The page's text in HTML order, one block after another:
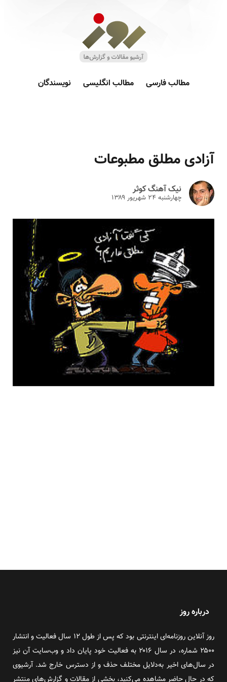
مطالب فارسی مطالب انگلیسی نویسندگان
آزادی مطلق مطبوعات
نیک آهنگ کوثر
چهارشنبه ۲۴ شهريور ۱۳۸۹
درباره روز
روز آنلاین روزنامه‌ای اینترنتی بود که پس از طول ۱۲ سال فعالیت و انتشار
۲۵۰۰ شماره، در سال ۲۰۱۶ به فعالیت خود پایان داد و وب‌سایت آن نیز
در سال‌های اخیر به‌دلایل مختلف حذف و از دسترس خارج شد. آرشیوی
که در حال حاضر مشاهده می‌کنید، بخشی از مقالات و گزارش‌های منتشر